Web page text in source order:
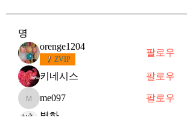
명
orenge1204
ZVIP
팔로우
키네시스 팔로우
me097
me097
팔로우
별하